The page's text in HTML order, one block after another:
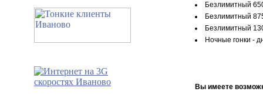
Безлимитный
Безлимитный
Безлимитный
Ночные гонки -
Вы имеете